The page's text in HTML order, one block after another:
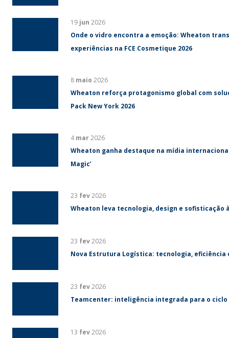
19 jun 2026
Onde o vidro encontra a emoção: Wheaton
experiências na FCE Cosmetique 2026
8 maio 2026
Wheaton reforça protagonismo global com
Pack New York 2026
4mar2026
Wheaton ganha destaque na mídia
Magic’
23 fev2026
Wheaton leva tecnologia, design e sofisticação
23 fev2026
Nova Estrutura Logística: tecnologia,
23 fev2026
Teamcenter: inteligência integrada para o
13 fev2026